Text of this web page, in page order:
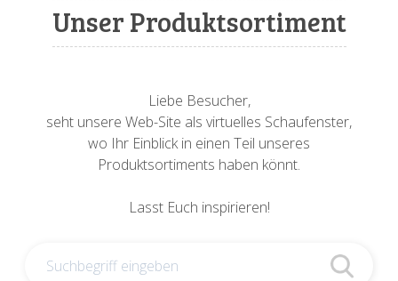
Unser Produktsortiment
Liebe Besucher,
seht unsere Web-Site als virtuelles Schaufenster,
wo Ihr Einblick in einen Teil unseres
Produktsortiments haben könnt.
Lasst Euch inspirieren!
Sonnenuhren
Spardosen
Vögel
Vogeltränken
Verschiedene
Wandschalen
Sockel + Säulen
Tierfiguren
Meeresbewohner
Schildkröten
Schweine + Wildschweine
Verschiedene
Zwiebel- + Knoblauchtöpfe